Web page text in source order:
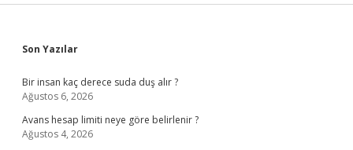
Sidebar
Son Yazılar
Bir insan kaç derece suda duş alır ?
Ağustos 6, 2026
Avans hesap limiti neye göre belirlenir ?
Ağustos 4, 2026